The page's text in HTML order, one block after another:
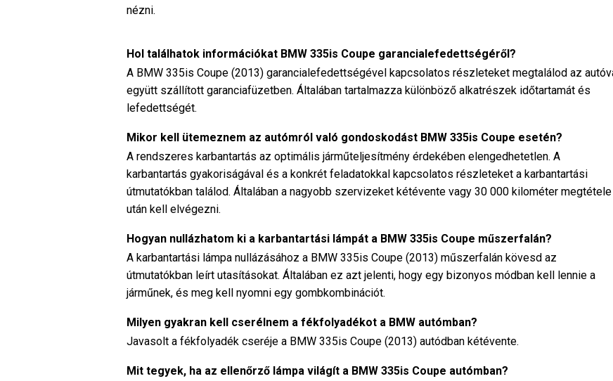
nézni.
Hol találhatok információkat BMW 335is Coupe garancialefedettségéről?
A BMW 335is Coupe (2013) garancialefedettségével kapcsolatos részleteket megtalálod az
együtt szállított garanciafüzetben. Általában tartalmazza különböző alkatrészek időtartamát és
lefedettségét.
Mikor kell ütemeznem az autómról való gondoskodást BMW 335is Coupe esetén?
A rendszeres karbantartás az optimális járműteljesítmény érdekében elengedhetetlen. A
karbantartás gyakoriságával és a konkrét feladatokkal kapcsolatos részleteket a karbantartási
útmutatókban találod. Általában a nagyobb szervizeket kétévente vagy 30 000 kilométer megtétele
után kell elvégezni.
Hogyan nullázhatom ki a karbantartási lámpát a BMW 335is Coupe műszerfalán?
A karbantartási lámpa nullázásához a BMW 335is Coupe (2013) műszerfalán kövesd az
útmutatókban leírt utasításokat. Általában ez azt jelenti, hogy egy bizonyos módban kell lennie a
járműnek, és meg kell nyomni egy gombkombinációt.
Milyen gyakran kell cserélnem a fékfolyadékot a BMW autómban?
Javasolt a fékfolyadék cseréje a BMW 335is Coupe (2013) autódban kétévente.
Mit tegyek, ha az ellenőrző lámpa világít a BMW 335is Coupe autómban?